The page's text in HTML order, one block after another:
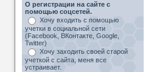
О регистрации на сайте с
помощью соцсетей.
Хочу входить с помощью
учетки в социальной сети
(Facebook, ВКонтакте, Google,
Twitter)
Хочу заходить своей старой
учеткой с сайта, меня все
устраивает.